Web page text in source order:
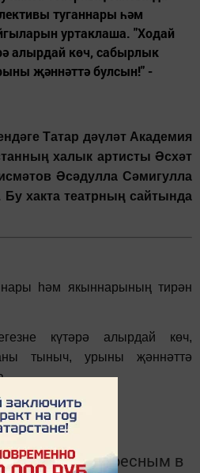
туганнары һәм
уртаклаша. "Ходай
алырдай көч, сабырлык
җәннәттә булсын!" -
Татар дәүләт Академия
халык артисты Әсхәт
Әсәдулла Сәмигулла
хакта театрның сайтында
һәм якыннарының тирән
күтәрә алырдай көч,
тыныч, урыны җәннәттә
news/?id=21982
и интересным в